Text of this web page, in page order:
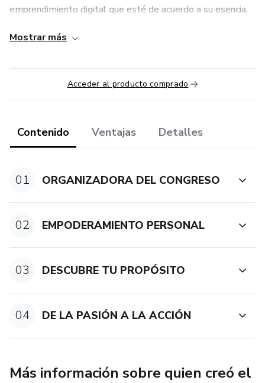
emprendimiento digital que esté de acuerdo a su esencia,
profesional o emprendedor comprender mejor las
temáticas propias e importantes de este proceso y así
llevar a cabo una reinvención exitosa. Éstas etapas son:
y De la pasión a la acción...¡Emprende!
valiosa experiencia vivida en sus propios procesos de
emprendimiento y hacer que prospere.
Mostrar más
Acceder al producto comprado
Contenido Ventajas Detalles
01 ORGANIZADORA DEL CONGRESO
02 EMPODERAMIENTO PERSONAL
03 DESCUBRE TU PROPÓSITO
04 DE LA PASIÓN A LA ACCIÓN
Más información sobre quien creó el